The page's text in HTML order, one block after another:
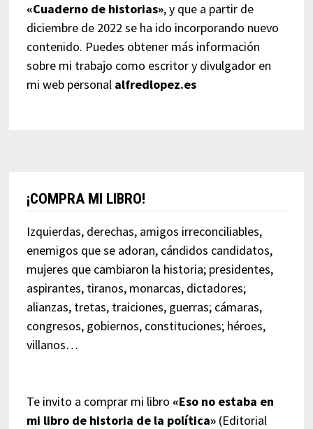
«Cuaderno de historias», y que a partir de
diciembre de 2022 se ha ido incorporando nuevo
contenido. Puedes obtener más información
sobre mi trabajo como escritor y divulgador en
mi web personal alfredlopez.es
¡COMPRA MI LIBRO!
Izquierdas, derechas, amigos irreconciliables,
enemigos que se adoran, cándidos candidatos,
mujeres que cambiaron la historia; presidentes,
aspirantes, tiranos, monarcas, dictadores;
alianzas, tretas, traiciones, guerras; cámaras,
congresos, gobiernos, constituciones; héroes,
villanos…
Te invito a comprar mi libro «Eso no estaba en
mi libro de historia de la política»(Editorial